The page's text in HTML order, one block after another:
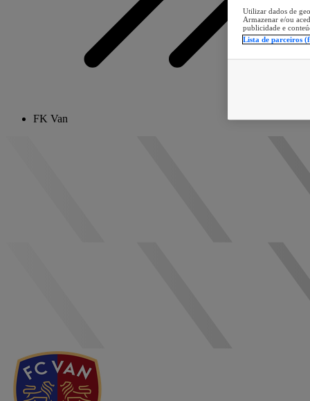
FK Van
Utilizar dados de
Armazenar e/ou
publicidade e
Lista de parceiros